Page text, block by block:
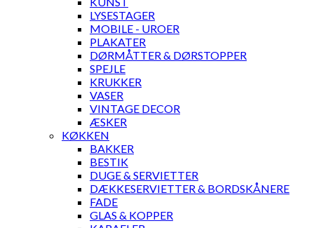
LYSESTAGER
MOBILE - UROER
PLAKATER
DØRMÅTTER & DØRSTOPPER
SPEJLE
KRUKKER
VASER
VINTAGE DECOR
ÆSKER
KØKKEN
BAKKER
BESTIK
DUGE & SERVIETTER
DÆKKESERVIETTER & BORDSKÅNERE
FADE
GLAS & KOPPER